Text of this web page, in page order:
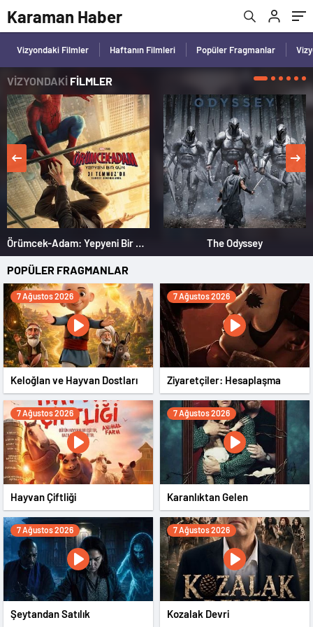
Karaman Haber
Vizyondaki Filmler Haftanın Filmleri Popüler Fragmanlar
VİZYONDAKİ FİLMLER
Örümcek-Adam: Yepyeni Bir Gün The Odyssey
POPÜLER FRAGMANLAR
7 Ağustos 2026
Keloğlan ve Hayvan Dostları
7 Ağustos 2026
Ziyaretçiler: Hesaplaşma
7 Ağustos 2026
Hayvan Çiftliği
7 Ağustos 2026
Karanlıktan Gelen
7 Ağustos 2026
Şeytandan Satılık
7 Ağustos 2026
Kozalak Devri